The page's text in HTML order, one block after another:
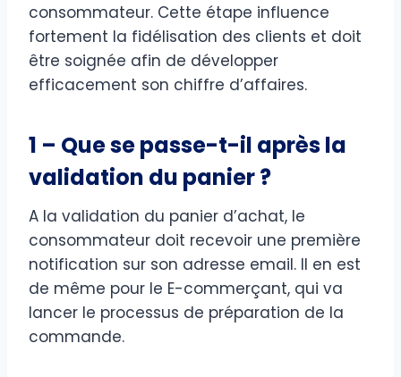
consommateur. Cette étape influence
fortement la fidélisation des clients et doit
être soignée afin de développer
efficacement son chiffre d’affaires.
1 – Que se passe-t-il après la
validation du panier ?
A la validation du panier d’achat, le
consommateur doit recevoir une première
notification sur son adresse email. Il en est
de même pour le E-commerçant, qui va
lancer le processus de préparation de la
commande.